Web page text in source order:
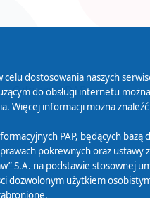
Cyfryzacja DAB+
dostosowania naszych
do obsługi internetu
Więcej informacji można
PAP, będących
pokrewnych oraz ustawy
S.A. na podstawie stosownej
użytkiem